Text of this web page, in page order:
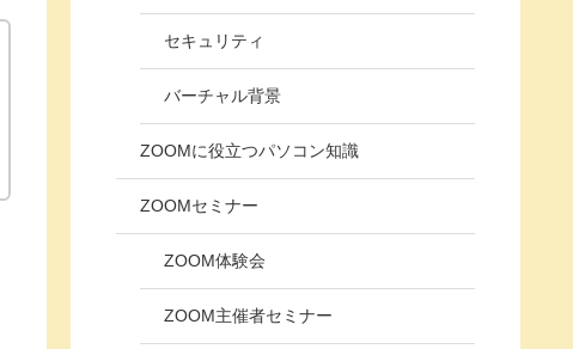
セキュリティ
バーチャル背景
ZOOMに役立つパソコン知識
ZOOMセミナー
ZOOM体験会
ZOOM主催者セミナー